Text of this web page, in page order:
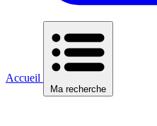
Accueil
Ma recherche